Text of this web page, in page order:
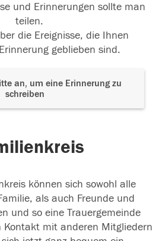
und Erinnerungen sollte man
teilen.
die Ereignisse, die Ihnen
geblieben sind.
an, um eine Erinnerung zu
schreiben
können sich sowohl alle
als auch Freunde und
und so eine Trauergemeinde
Kontakt mit anderen Mitgliedern